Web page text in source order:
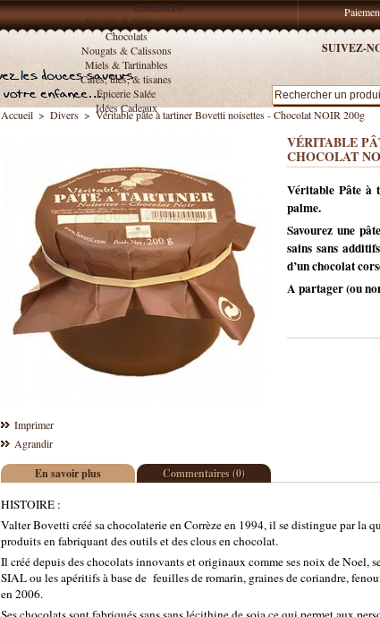
SUIVEZ-
Confiseries
Biscuits & Gâteaux
Chocolats
Nougats & Calissons
Miels & Tartinables
Cafés, thés, & tisanes
Épicerie Salée
Idées Cadeaux
Accueil > Divers > Véritable pâte à tartiner Bovetti noisettes - Chocolat NOIR 200g
Imprimer
Agrandir
VÉRITABLE
CHOCOLAT
Véritable Pâte à
palme.
Savourez une
sains sans
d’un chocolat
A partager (ou
En savoir plus Commentaires (0)
HISTOIRE :
Valter Bovetti créé sa chocolaterie en Corrèze en 1994, il se distingue par la
produits en fabriquant des outils et des clous en chocolat.
Il créé depuis des chocolats innovants et originaux comme ses noix de Noel,
SIAL ou les apéritifs à base de feuilles de romarin, graines de coriandre,
en 2006.